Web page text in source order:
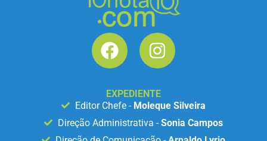
EXPEDIENTE
Editor Chefe - Moleque Silveira
Direção Administrativa -Sonia Campos